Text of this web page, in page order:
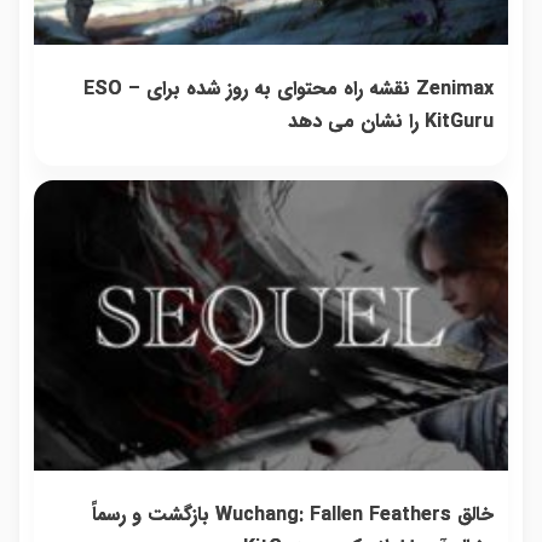
Zenimax نقشه راه محتوای به روز شده برای ESO –
KitGuru را نشان می دهد
خالق Wuchang: Fallen Feathers بازگشت و رسماً